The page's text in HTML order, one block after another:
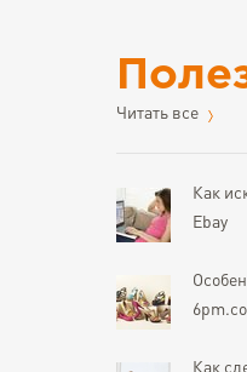
Читать все
Как
Ebay